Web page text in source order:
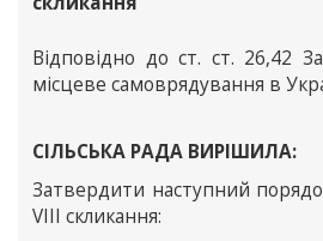
Відповідно до ст. ст. 26,42
місцеве самоврядування в
СІЛЬСЬКА РАДА ВИРІШИЛА:
Затвердити наступний
VIII скликання: